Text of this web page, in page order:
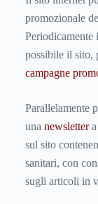
promozionale
Periodicamente
possibile il sito,
campagne
Parallelamente
una newslettera
sul sito
sanitari, con
sugli articoli in